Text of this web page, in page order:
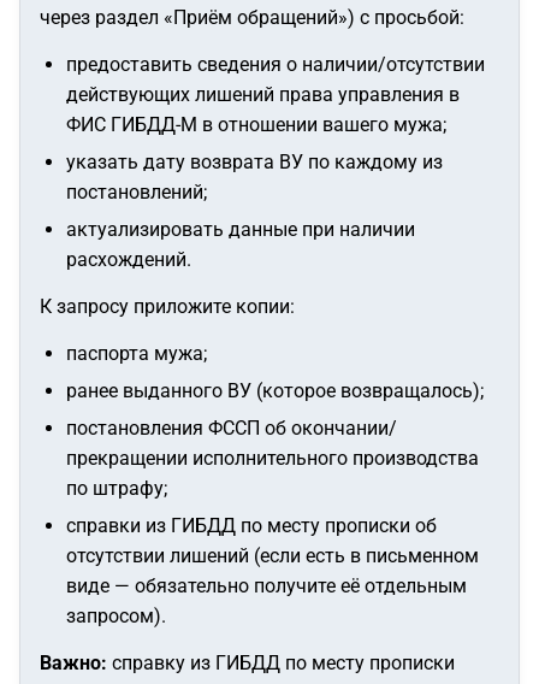
через раздел «Приём обращений») с просьбой:
предоставить сведения о наличии/отсутствии
действующих лишений права управления в
ФИС ГИБДД-М в отношении вашего мужа;
указать дату возврата ВУ по каждому из
постановлений;
актуализировать данные при наличии
расхождений.
К запросу приложите копии:
паспорта мужа;
ранее выданного ВУ (которое возвращалось);
постановления ФССП об окончании/
прекращении исполнительного производства
по штрафу;
справки из ГИБДД по месту прописки об
отсутствии лишений (если есть в письменном
виде — обязательно получите её отдельным
запросом).
Важно: справку из ГИБДД по месту прописки